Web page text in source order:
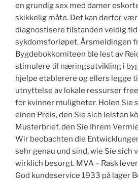
en grundig sex med damer
skikkelig måte. Det kan derfor
diagnostisere tilstanden veldig
sykdomsforløpet. Årsmeldingen
Bygdebokkomiteen ble lest av
stimulere til næringsutvikling i
hjelpe etablerere og ellers legge
utnyttelse av lokale ressurser
for kvinner muligheter. Holen Sie
einen Preis, den Sie sich leisten
Musterbrief, den Sie Ihrem
Wir beobachten die
sehr genau und sind, wie Sie sich
wirklich besorgt. MVA – Rask
God kundeservice 1933 på lager